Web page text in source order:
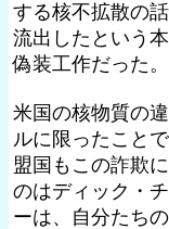
する核不拡散の
流出したという
偽装工作だった
米国の核物質の
ルに限ったこと
盟国もこの詐欺
のはディック・
ーは、自分たち